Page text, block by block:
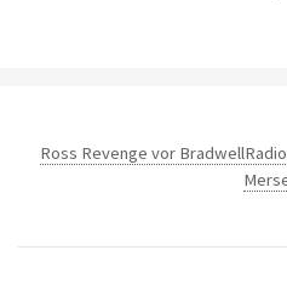
Ross Revenge vor Bradwell